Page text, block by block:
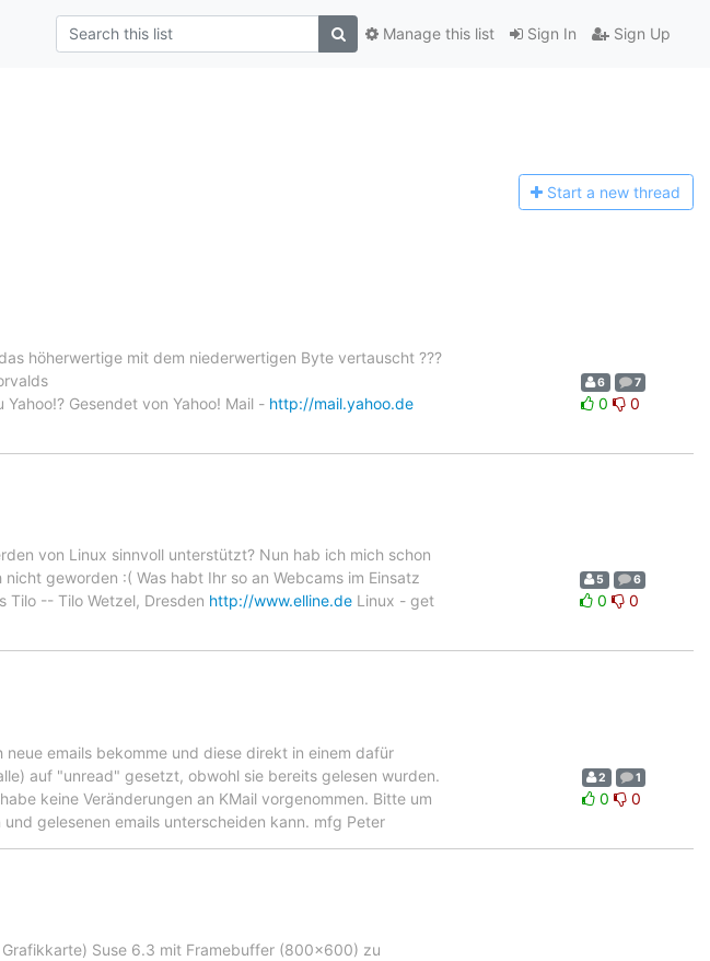
Sign In Sign Up
Manage this list
Start a new thread
höherwertige mit dem niederwertigen Byte vertauscht ???
You Yahoo!? Gesendet von Yahoo! Mail - http://mail.yahoo.de
6 7
0 0
von Linux sinnvoll unterstützt? Nun hab ich mich schon
geworden :( Was habt Ihr so an Webcams im Einsatz
Tilo -- Tilo Wetzel, Dresden http://www.elline.de Linux - get
5 6
0 0
emails bekomme und diese direkt in einem dafür
auf "unread" gesetzt, obwohl sie bereits gelesen wurden.
keine Veränderungen an KMail vorgenommen. Bitte um
gelesenen emails unterscheiden kann. mfg Peter
2 1
0 0
Suse 6.3 mit Framebuffer (800x600) zu